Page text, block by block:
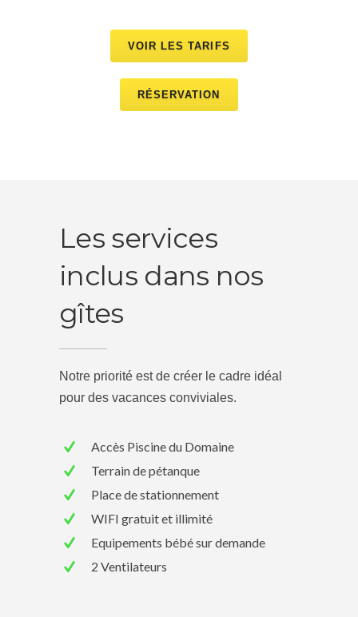
VOIR LES TARIFS
RÉSERVATION
Les services
inclus dans nos
gîtes
Notre priorité est de créer le cadre idéal
pour des vacances conviviales.
Accès Piscine du Domaine
Terrain de pétanque
Place de stationnement
WIFI gratuit et illimité
Equipements bébé sur demande
2 Ventilateurs